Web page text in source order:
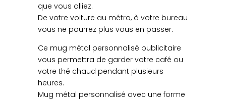
que vous alliez.
De votre voiture au métro, à votre bureau
vous ne pourrez plus vous en passer.
Ce mug métal personnalisé publicitaire
vous permettra de garder votre café ou
votre thé chaud pendant plusieurs
heures.
Mug métal personnalisé avec une forme